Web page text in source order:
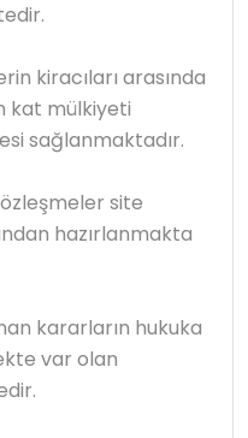
kiracıları arasında
kat mülkiyeti
sağlanmaktadır.
site
hazırlanmakta
kararların hukuka
var olan